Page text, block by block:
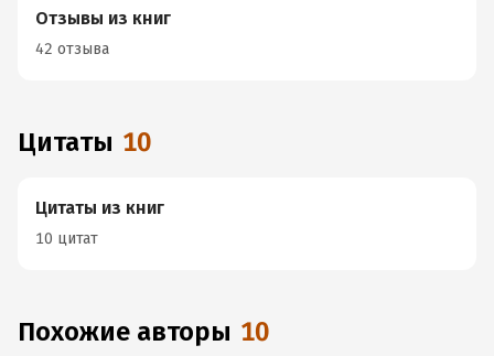
Отзывы из книг
42 отзыва
Цитаты 10
Цитаты из книг
10 цитат
Похожие авторы 10